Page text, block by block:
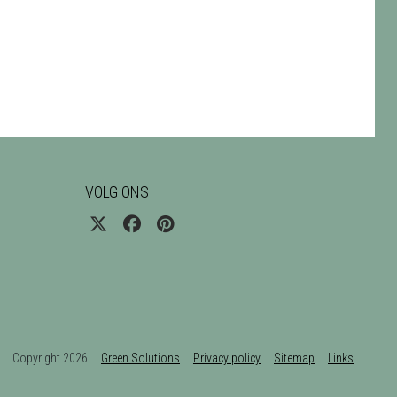
VOLG ONS
Copyright 2026 Green Solutions Privacy policy Sitemap Links